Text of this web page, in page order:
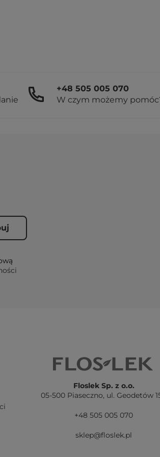
+48 505 005 070
W czym możemy
Floslek Sp. z o.o.
05-500 Piaseczno, ul. Geodetów
+48 505 005 070
sklep@floslek.pl